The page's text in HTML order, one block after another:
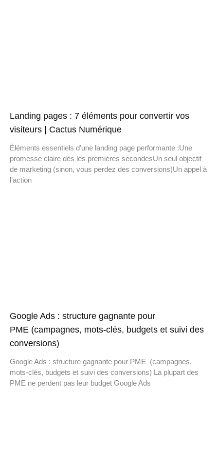
Landing pages : 7 éléments pour convertir vos
visiteurs | Cactus Numérique
Éléments essentiels d’une landing page performante :Une
promesse claire dès les premières secondesUn seul objectif
de marketing (sinon, vous perdez des conversions)Un appel à
l’action
Google Ads : structure gagnante pour
PME (campagnes, mots-clés, budgets et suivi des
conversions)
Google Ads : structure gagnante pour PME (campagnes,
mots-clés, budgets et suivi des conversions) La plupart des
PME ne perdent pas leur budget Google Ads